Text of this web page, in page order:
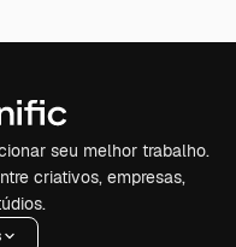
seu melhor trabalho.
criativos, empresas,